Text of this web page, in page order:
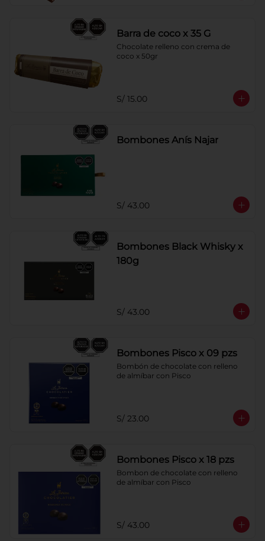
Barra de coco x 35 G
Chocolate relleno con crema de
coco x 50gr
S/ 15.00
Bombones Anís Najar
S/ 43.00
Bombones Black Whisky x
180g
S/ 43.00
Bombones Pisco x 09 pzs
Bombón de chocolate con relleno
de almíbar con Pisco
S/ 23.00
Bombones Pisco x 18 pzs
Bombon de chocolate con relleno
de almíbar con Pisco
S/ 43.00